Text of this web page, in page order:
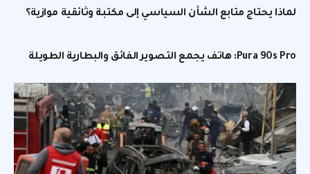
لماذا يحتاج متابع الشأن السياسي إلى مكتبة وثائقية موازية؟
Pura 90s Pro: هاتف يجمع التصوير الفائق والبطارية الطويلة